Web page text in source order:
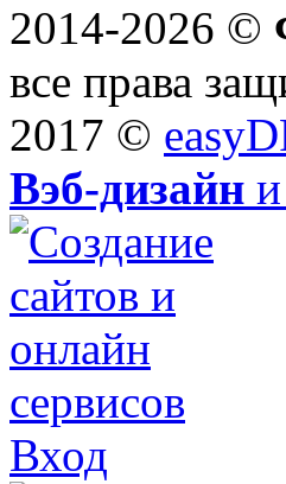
2014-2026 ©
все права
2017 ©
Вэб-дизайн
Вход